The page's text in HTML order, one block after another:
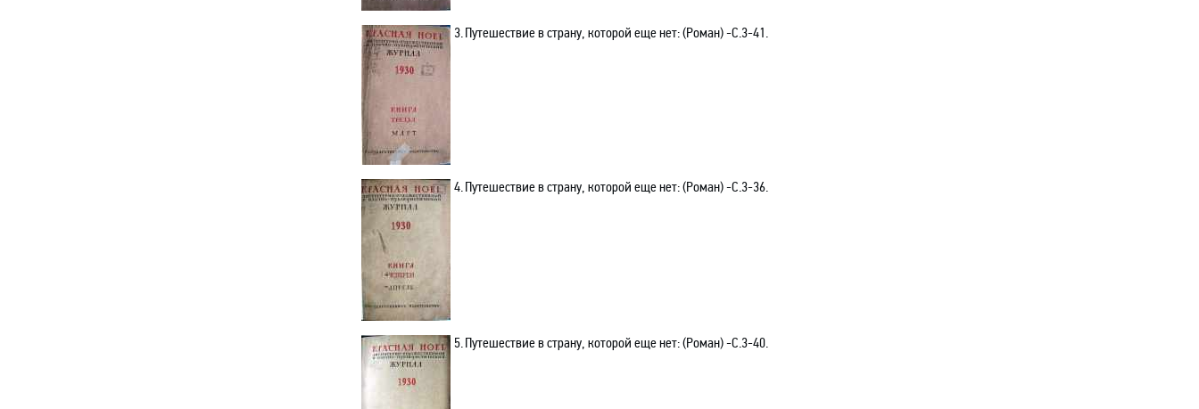
3.Путешествие в страну, которой еще нет: (Роман) -C.3-41.
4.Путешествие в страну, которой еще нет: (Роман) -C.3-36.
5.Путешествие в страну, которой еще нет: (Роман) -C.3-40.